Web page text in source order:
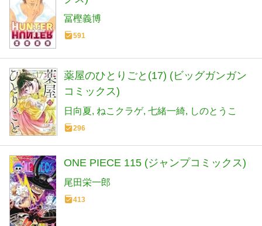
冨樫義博
591
薬屋のひとりごと(17) (ビッグガンガン
コミックス)
日向夏 ねこクラゲ 七緒一綺 しのとうこ
296
ONE PIECE 115 (ジャンプコミックス)
尾田栄一郎
413